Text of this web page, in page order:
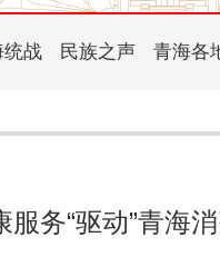
统战 民族之声 青海各
务“驱动”青海